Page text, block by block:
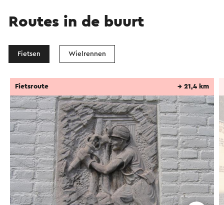
Routes in de buurt
Fietsen Wielrennen
Fietsroute → 21,4 km